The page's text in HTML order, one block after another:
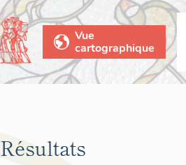
Vue
cartographique
Résultats